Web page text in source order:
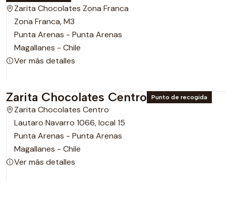
Zarita Chocolates Zona Franca
Zona Franca, M3
Punta Arenas - Punta Arenas
Magallanes - Chile
Ver más detalles
Zarita Chocolates Centro Punto de recogida
Zarita Chocolates Centro
Lautaro Navarro 1066, local 15
Punta Arenas - Punta Arenas
Magallanes - Chile
Ver más detalles